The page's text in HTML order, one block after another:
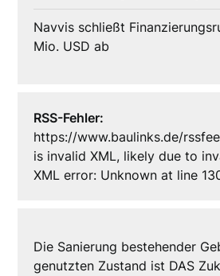
Navvis schließt
Mio. USD ab
RSS-Fehler:
https://www.baulinks.de/
is invalid XML, likely due to
XML error: Unknown at line
Die Sanierung bestehender
genutzten Zustand ist DAS